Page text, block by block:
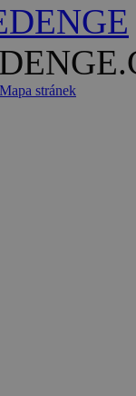
Mapa stránek